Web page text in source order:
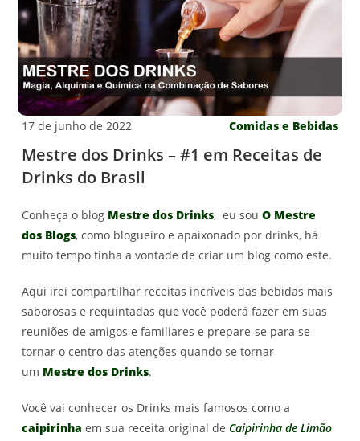
17 de junho de 2022 Comidas e Bebidas
Mestre dos Drinks – #1 em Receitas de
Drinks do Brasil
Conheça o blog Mestre dos Drinks, eu souO Mestre
dos Blogs, como blogueiro e apaixonado por drinks, há
muito tempo tinha a vontade de criar um blog como este.
Aqui irei compartilhar receitas incríveis das bebidas mais
saborosas e requintadas que você poderá fazer em suas
reuniões de amigos e familiares e prepare-se para se
tornar o centro das atenções quando se tornar
um Mestre dos Drinks.
Você vai conhecer os Drinks mais famosos como a
caipirinha em sua receita original de Caipirinha de Limão